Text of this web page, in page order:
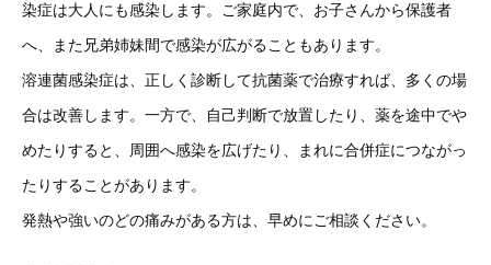
染症は大人にも感染します。ご家庭内で、お子さんから保護者
へ、また兄弟姉妹間で感染が広がることもあります。
溶連菌感染症は、正しく診断して抗菌薬で治療すれば、多くの場
合は改善します。一方で、自己判断で放置したり、薬を途中でや
めたりすると、周囲へ感染を広げたり、まれに合併症につながっ
たりすることがあります。
発熱や強いのどの痛みがある方は、早めにご相談ください。